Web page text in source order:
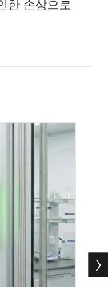
한 손상으로